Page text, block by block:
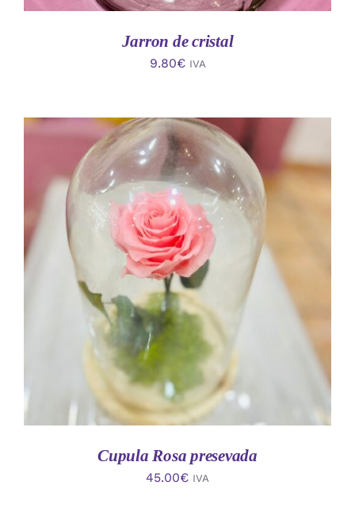
Jarron de cristal
9.80€ IVA
AÑADIR AL CARRITO
DETALLES
Cupula Rosa presevada
45.00€ IVA